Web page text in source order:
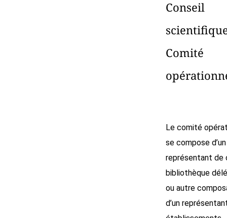
Conseil
Comité
Le comité
se compose d’un
représentant de
bibliothèque
ou autre
d’un